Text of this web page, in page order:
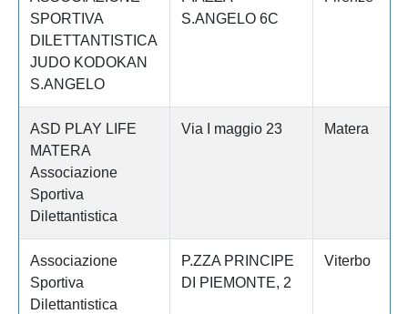
SPORTIVA
DILETTANTISTICA
JUDO KODOKAN
S.ANGELO
S.ANGELO 6C
ASD PLAY LIFE
MATERA
Associazione
Sportiva
Dilettantistica
Via I maggio 23 Matera
Associazione
Sportiva
Dilettantistica
P.ZZA PRINCIPE
DI PIEMONTE, 2
Viterbo